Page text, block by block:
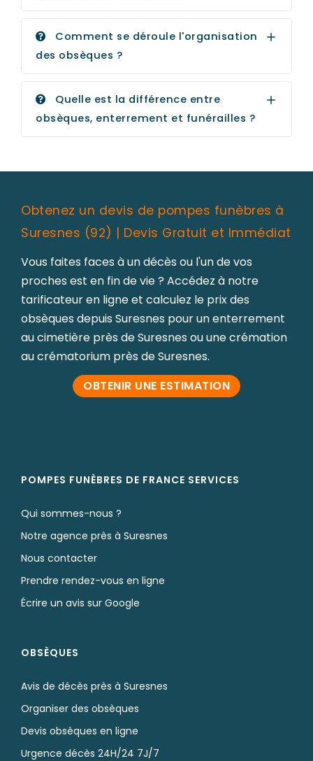
Comment se déroule l'organisation
des obsèques ?
Quelle est la différence entre
obsèques, enterrement et funérailles ?
Obtenez un devis de pompes funèbres à
Suresnes (92) | Devis Gratuit et Immédiat
Vous faites faces à un décès ou l'un de vos
proches est en fin de vie ? Accédez à notre
tarificateur en ligne et calculez le prix des
obsèques depuis Suresnes pour un enterrement
au cimetière près de Suresnes ou une crémation
au crématorium près de Suresnes.
OBTENIR UNE ESTIMATION
POMPES FUNÈBRES DE FRANCE SERVICES
Qui sommes-nous ?
Notre agence près à Suresnes
Nous contacter
Prendre rendez-vous en ligne
Écrire un avis sur Google
OBSÈQUES
Avis de décès près à Suresnes
Organiser des obsèques
Devis obsèques en ligne
Urgence décès 24H/24 7J/7